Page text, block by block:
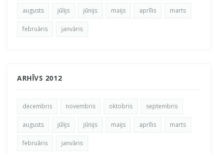
augusts jūlijs jūnijs maijs aprīlis marts
februāris janvāris
ARHĪVS 2012
decembris novembris oktobris septembris
augusts jūlijs jūnijs maijs aprīlis marts
februāris janvāris